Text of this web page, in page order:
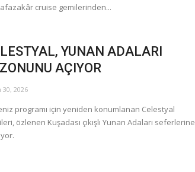
cruise gemilerinden...
YUNAN ADALARI
AÇIYOR
30, 2026
programı için yeniden konumlanan Celestyal
özlenen Kuşadası çıkışlı Yunan Adaları seferlerine